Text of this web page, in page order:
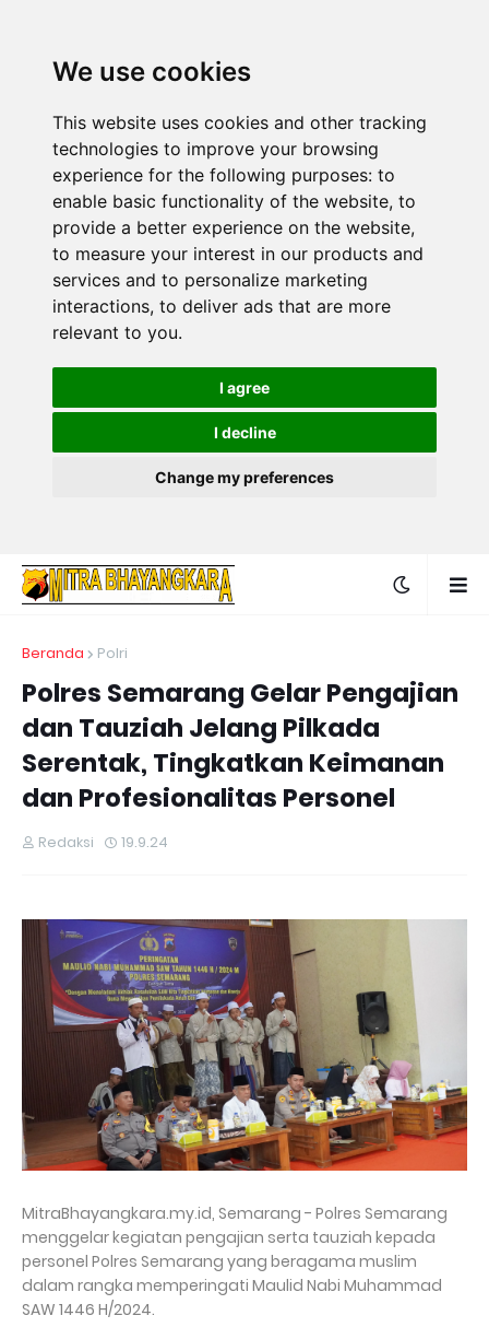
We use cookies
This website uses cookies and other tracking
technologies to improve your browsing
experience for the following purposes: to
enable basic functionality of the website, to
provide a better experience on the website,
to measure your interest in our products and
services and to personalize marketing
interactions, to deliver ads that are more
relevant to you.
I agree
I decline
Change my preferences
Beranda Polri
Polres Semarang Gelar Pengajian
dan Tauziah Jelang Pilkada
Serentak, Tingkatkan Keimanan
dan Profesionalitas Personel
Redaksi 19.9.24
MitraBhayangkara.my.id, Semarang - Polres Semarang
menggelar kegiatan pengajian serta tauziah kepada
personel Polres Semarang yang beragama muslim
dalam rangka memperingati Maulid Nabi Muhammad
SAW 1446 H/2024.